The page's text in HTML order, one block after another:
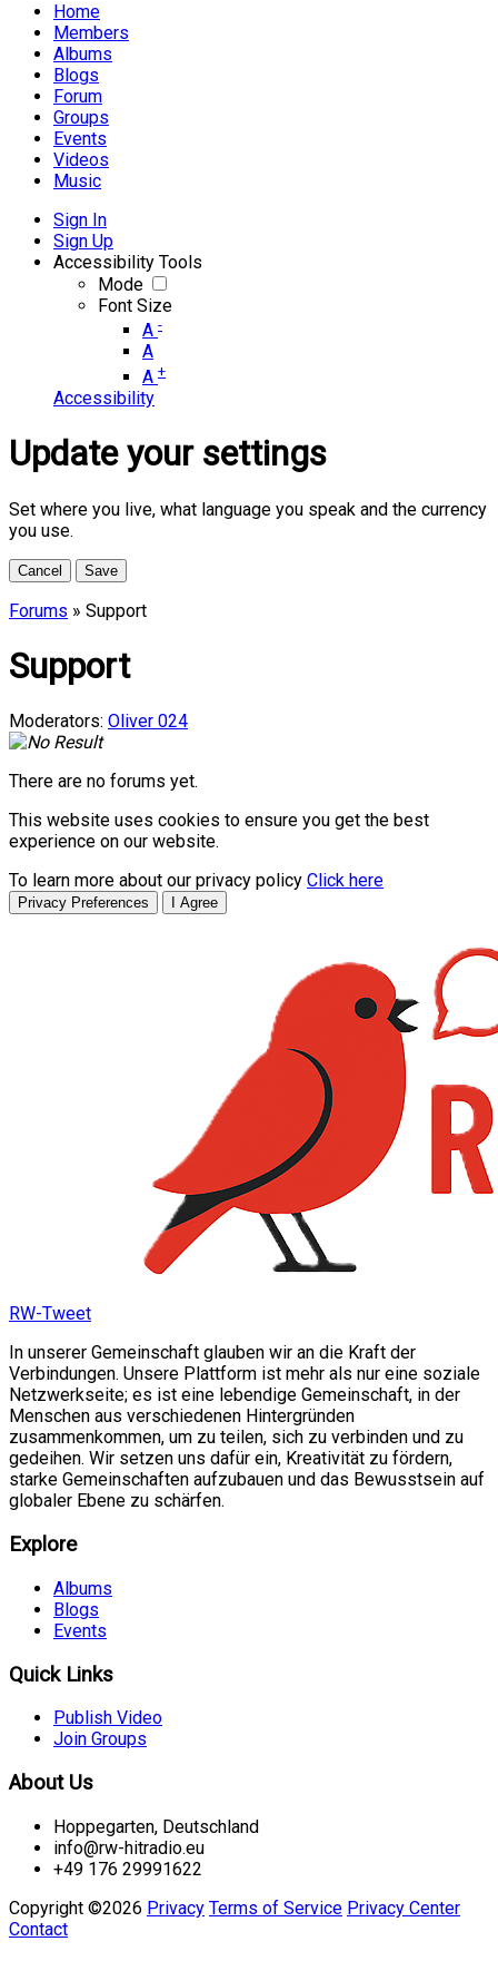
Home
Members
Albums
Blogs
Forum
Groups
Events
Videos
Music
Sign In
Sign Up
Accessibility Tools
Mode
Font Size
A -
A
A +
Accessibility
Update your settings
Set where you live, what language you speak and the currency
you use.
Cancel Save
Forums » Support
Support
Moderators: Oliver 024
There are no forums yet.
This website uses cookies to ensure you get the best
experience on our website.
To learn more about our privacy policy Click here
Privacy Preferences I Agree
RW-Tweet
In unserer Gemeinschaft glauben wir an die Kraft der
Verbindungen. Unsere Plattform ist mehr als nur eine soziale
Netzwerkseite; es ist eine lebendige Gemeinschaft, in der
Menschen aus verschiedenen Hintergründen
zusammenkommen, um zu teilen, sich zu verbinden und zu
gedeihen. Wir setzen uns dafür ein, Kreativität zu fördern,
starke Gemeinschaften aufzubauen und das Bewusstsein auf
globaler Ebene zu schärfen.
Explore
Albums
Blogs
Events
Quick Links
Publish Video
Join Groups
About Us
Hoppegarten, Deutschland
info@rw-hitradio.eu
+49 176 29991622
Copyright ©2026 Privacy Terms of Service Privacy Center
Contact